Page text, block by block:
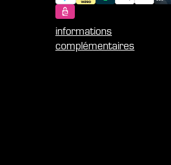
informations
complémentaires